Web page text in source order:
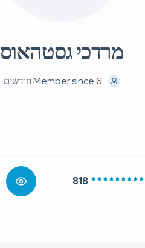
מרדכי גסטהאוס
Member since 6 חודשים
* * * * * * * * *
818